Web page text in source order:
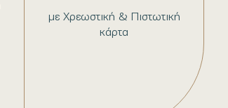
με Χρεωστική & Πιστωτική
κάρτα